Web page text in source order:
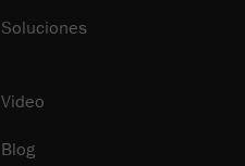
Soluciones
Video
Blog